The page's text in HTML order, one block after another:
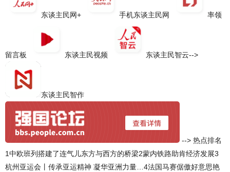
东谈主民网+ 手机东谈主民网 率领
留言板 东谈主民视频 东谈主民智云-->
东谈主民智作
--> 热点排名
1中欧班列搭建了连气儿东方与西方的桥梁2蒙内铁路助肯经济发展3
杭州亚运会丨传承亚运精神 凝华亚洲力量…4法国马赛倨傲好意思艳